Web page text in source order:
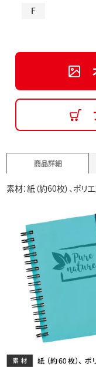
F
商品詳細
素材：紙（約60枚）、ポ